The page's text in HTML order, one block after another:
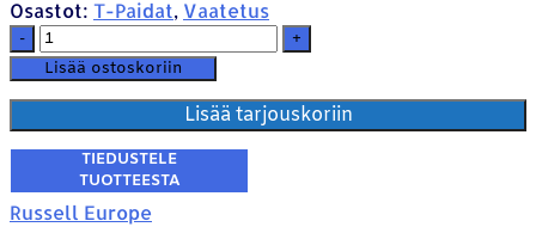
Osastot: T-Paidat, Vaatetus
-
+
Lisää ostoskoriin
Lisää tarjouskoriin
Russell Europe